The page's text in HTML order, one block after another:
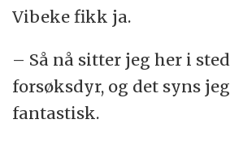
Vibeke fikk ja.
– Så nå sitter jeg her i
forsøksdyr, og det syns
fantastisk.